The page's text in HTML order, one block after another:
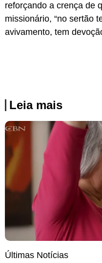
reforçando a crença de
missionário, “no sertão
avivamento, tem
Leia mais
Últimas Notícias